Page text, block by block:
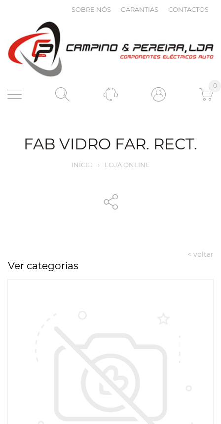
SOBRE NÓS GARANTIAS CONTACTOS
0
FAB VIDRO FAR. RECT.
INÍCIO › LOJA ONLINE
< voltar
Ver categorias